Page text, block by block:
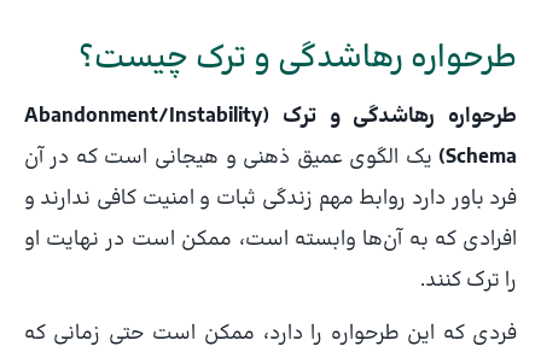
طرحواره رهاشدگی و ترک چیست؟
طرحواره رهاشدگی و ترک (Abandonment/Instability
Schema) یک الگوی عمیق ذهنی و هیجانی است که در آن
فرد باور دارد روابط مهم زندگی ثبات و امنیت کافی ندارند و
افرادی که به آن‌ها وابسته است، ممکن است در نهایت او
را ترک کنند.
فردی که این طرحواره را دارد، ممکن است حتی زمانی که